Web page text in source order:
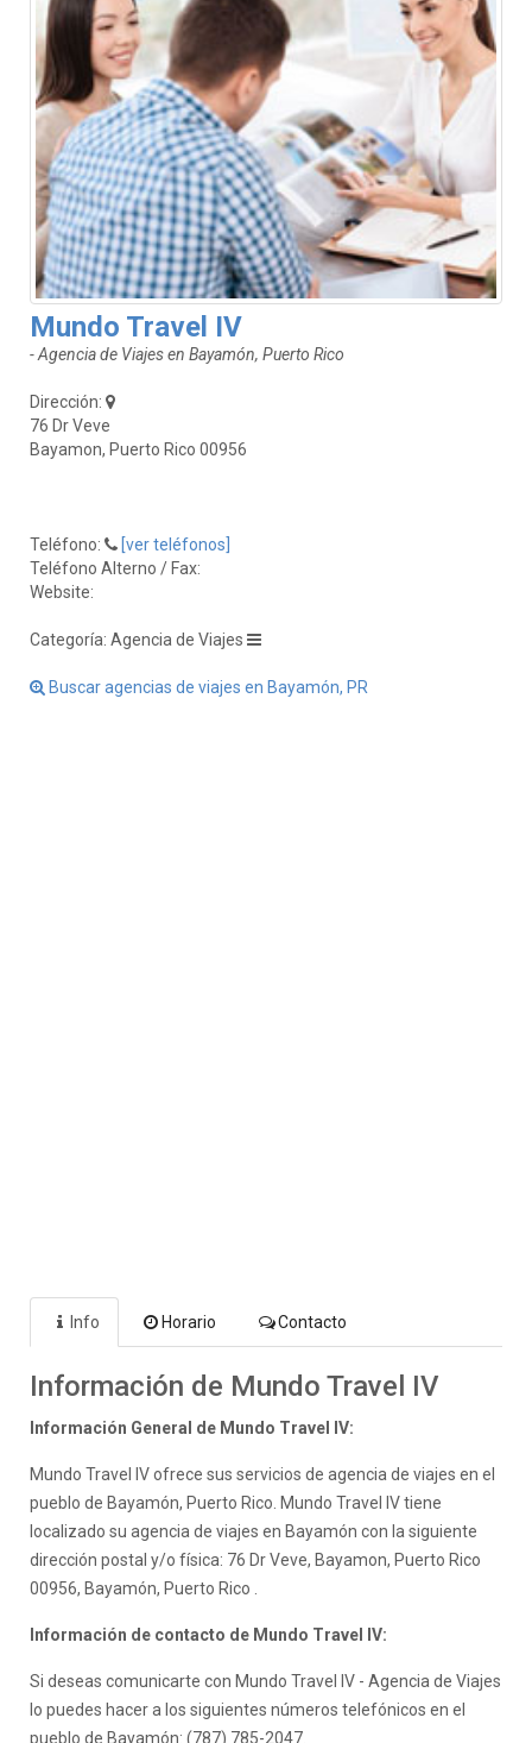
Mundo Travel IV
- Agencia de Viajes en Bayamón, Puerto Rico
Dirección:
76 Dr Veve
Bayamon, Puerto Rico 00956
Teléfono:
[ver teléfonos]
Teléfono Alterno / Fax:
Website:
Categoría: Agencia de Viajes
Buscar agencias de viajes en Bayamón, PR
Info Horario Contacto
Información de Mundo Travel IV
Información General de Mundo Travel IV:
Mundo Travel IV ofrece sus servicios de agencia de viajes en el
pueblo de Bayamón, Puerto Rico. Mundo Travel IV tiene
localizado su agencia de viajes en Bayamón con la siguiente
dirección postal y/o física: 76 Dr Veve, Bayamon, Puerto Rico
00956, Bayamón, Puerto Rico .
Información de contacto de Mundo Travel IV:
Si deseas comunicarte con Mundo Travel IV - Agencia de Viajes
lo puedes hacer a los siguientes números telefónicos en el
pueblo de Bayamón: (787) 785-2047.